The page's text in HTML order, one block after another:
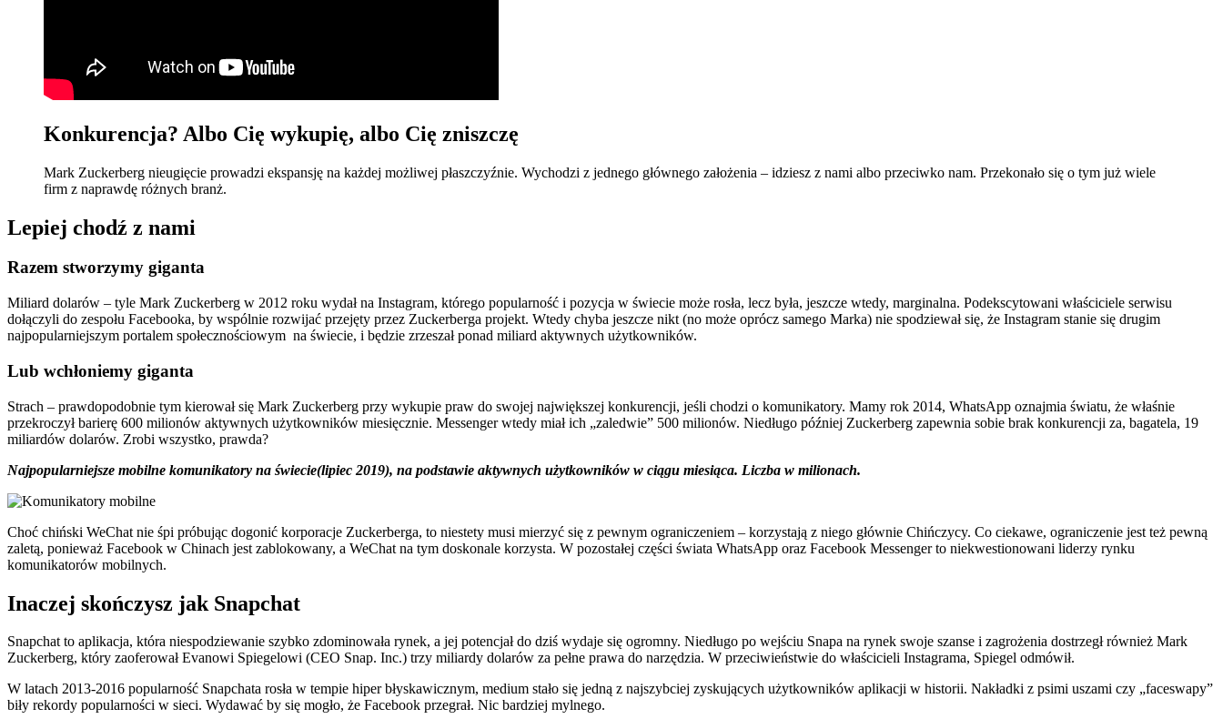
Konkurencja? Albo Cię wykupię, albo Cię zniszczę
Mark Zuckerberg nieugięcie prowadzi ekspansję na każdej możliwej płaszczyźnie. Wychodzi z jednego głównego założenia – idziesz z nami albo przeciwko nam. Przekonało się o tym już wiele
firm z naprawdę różnych branż.
Lepiej chodź z nami
Razem stworzymy giganta
Miliard dolarów – tyle Mark Zuckerberg w 2012 roku wydał na Instagram, którego popularność i pozycja w świecie może rosła, lecz była, jeszcze wtedy, marginalna. Podekscytowani właściciele serwisu
dołączyli do zespołu Facebooka, by wspólnie rozwijać przejęty przez Zuckerberga projekt. Wtedy chyba jeszcze nikt (no może oprócz samego Marka) nie spodziewał się, że Instagram stanie się drugim
najpopularniejszym portalem społecznościowym na świecie, i będzie zrzeszał ponad miliard aktywnych użytkowników.
Lub wchłoniemy giganta
Strach – prawdopodobnie tym kierował się Mark Zuckerberg przy wykupie praw do swojej największej konkurencji, jeśli chodzi o komunikatory. Mamy rok 2014, WhatsApp oznajmia światu, że właśnie
przekroczył barierę 600 milionów aktywnych użytkowników miesięcznie. Messenger wtedy miał ich „zaledwie” 500 milionów. Niedługo później Zuckerberg zapewnia sobie brak konkurencji za, bagatela, 19
miliardów dolarów. Zrobi wszystko, prawda?
Najpopularniejsze mobilne komunikatory na świecie(lipiec 2019), na podstawie aktywnych użytkowników w ciągu miesiąca. Liczba w milionach.
Choć chiński WeChat nie śpi próbując dogonić korporacje Zuckerberga, to niestety musi mierzyć się z pewnym ograniczeniem – korzystają z niego głównie Chińczycy. Co ciekawe, ograniczenie jest też pewną
zaletą, ponieważ Facebook w Chinach jest zablokowany, a WeChat na tym doskonale korzysta. W pozostałej części świata WhatsApp oraz Facebook Messenger to niekwestionowani liderzy rynku
komunikatorów mobilnych.
Inaczej skończysz jak Snapchat
Snapchat to aplikacja, która niespodziewanie szybko zdominowała rynek, a jej potencjał do dziś wydaje się ogromny. Niedługo po wejściu Snapa na rynek swoje szanse i zagrożenia dostrzegł również Mark
Zuckerberg, który zaoferował Evanowi Spiegelowi (CEO Snap. Inc.) trzy miliardy dolarów za pełne prawa do narzędzia. W przeciwieństwie do właścicieli Instagrama, Spiegel odmówił.
W latach 2013-2016 popularność Snapchata rosła w tempie hiper błyskawicznym, medium stało się jedną z najszybciej zyskujących użytkowników aplikacji w historii. Nakładki z psimi uszami czy „faceswapy”
biły rekordy popularności w sieci. Wydawać by się mogło, że Facebook przegrał. Nic bardziej mylnego.